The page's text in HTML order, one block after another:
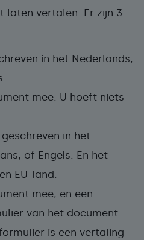
laten vertalen. Er zijn 3
in het Nederlands,
mee. U hoeft niets
in het
of Engels. En het
EU-land.
mee, en een
van het document.
is een vertaling